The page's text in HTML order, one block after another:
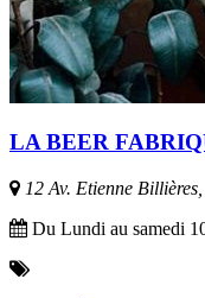
LA BEER
12 Av. Etienne
Du Lundi au samedi